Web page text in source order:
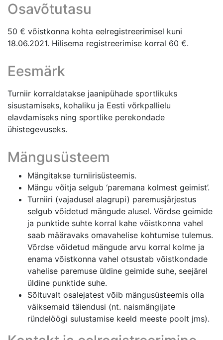
Osavõtutasu
50 € võistkonna kohta eelregistreerimisel kuni
18.06.2021. Hilisema registreerimise korral 60 €.
Eesmärk
Turniir korraldatakse jaanipühade sportlikuks
sisustamiseks, kohaliku ja Eesti võrkpallielu
elavdamiseks ning sportlike perekondade
ühistegevuseks.
Mängusüsteem
Mängitakse turniirisüsteemis.
Mängu võitja selgub ‘paremana kolmest geimist’.
Turniiri (vajadusel alagrupi) paremusjärjestus
selgub võidetud mängude alusel. Võrdse geimide
ja punktide suhte korral kahe võistkonna vahel
saab määravaks omavahelise kohtumise tulemus.
Võrdse võidetud mängude arvu korral kolme ja
enama võistkonna vahel otsustab võistkondade
vahelise paremuse üldine geimide suhe, seejärel
üldine punktide suhe.
Sõltuvalt osalejatest võib mängusüsteemis olla
väiksemaid täiendusi (nt. naismängijate
ründelöögi sulustamise keeld meeste poolt jms).